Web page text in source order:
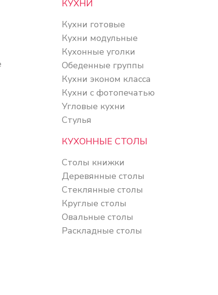
КУХНИ
Кухни готовые
Кухни модульные
Кухонные уголки
Обеденные группы
Кухни эконом класса
Кухни с фотопечатью
Угловые кухни
Стулья
КУХОННЫЕ СТОЛЫ
Столы книжки
Деревянные столы
Стеклянные столы
Круглые столы
Овальные столы
Раскладные столы